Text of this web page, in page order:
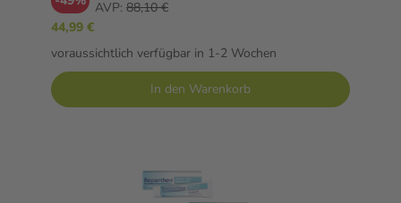
AVP: 88,10 €
44,99 €
voraussichtlich verfügbar in 1-2 Wochen
In den Warenkorb